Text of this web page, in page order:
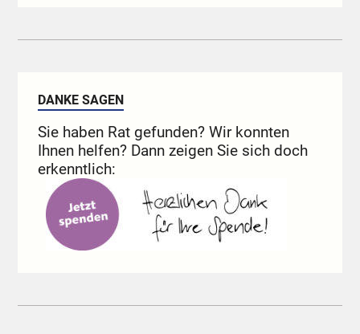
DANKE SAGEN
Sie haben Rat gefunden? Wir konnten
Ihnen helfen? Dann zeigen Sie sich doch
erkenntlich: